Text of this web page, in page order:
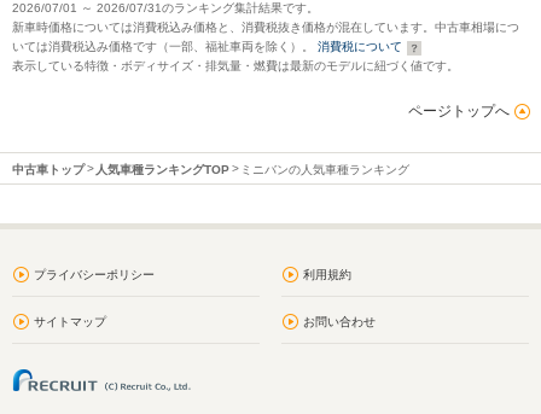
2026/07/01 ～ 2026/07/31のランキング集計結果です。
新車時価格については消費税込み価格と、消費税抜き価格が混在しています。中古車相場につ
いては消費税込み価格です（一部、福祉車両を除く）。 消費税について
表示している特徴・ボディサイズ・排気量・燃費は最新のモデルに紐づく値です。
ページトップへ
中古車トップ 人気車種ランキングTOP ミニバンの人気車種ランキング
プライバシーポリシー 利用規約
サイトマップ お問い合わせ